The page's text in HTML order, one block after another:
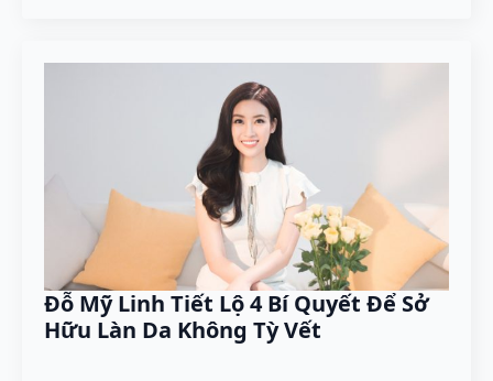
Đỗ Mỹ Linh Tiết Lộ 4 Bí Quyết Để Sở
Hữu Làn Da Không Tỳ Vết